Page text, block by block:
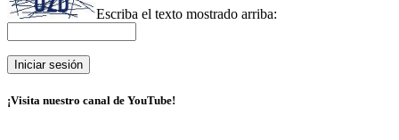
Escriba el texto mostrado arriba:
¡Visita nuestro canal de YouTube!